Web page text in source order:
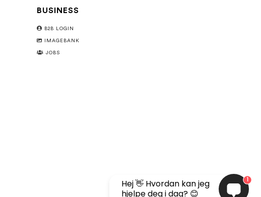
BUSINESS
B2B LOGIN
IMAGEBANK
JOBS
Hej 👋 Hvordan kan jeg
hjelpe deg i dag? 😊
1